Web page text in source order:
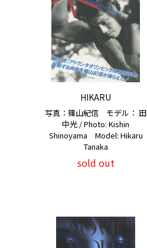
HIKARU
写真：篠山紀信 モデル： 田
中光 / Photo: Kishin
Shinoyama Model: Hikaru
Tanaka
sold out